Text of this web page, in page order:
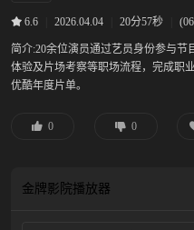
6.6 2026.04.04 20分57秒
简介:20余位演员通过艺员身份参与节
体验及片场考察等职场流程，完成职
优酷年度片单。
0 0
金牌影院播放器